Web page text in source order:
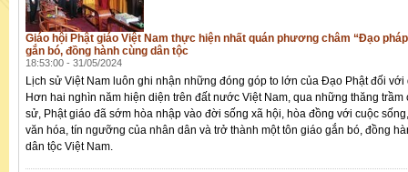
Giáo hội Phật giáo Việt Nam thực hiện nhất quán phương châm “Đạo
gắn bó, đồng hành cùng dân tộc
18:53:00 - 31/05/2024
Lịch sử Việt Nam luôn ghi nhận những đóng góp to lớn của Đạo Phật đối với
Hơn hai nghìn năm hiện diện trên đất nước Việt Nam, qua những thăng trầm
sử, Phật giáo đã sớm hòa nhập vào đời sống xã hội, hòa đồng với cuộc
văn hóa, tín ngưỡng của nhân dân và trở thành một tôn giáo gắn bó, đồng
dân tộc Việt Nam.